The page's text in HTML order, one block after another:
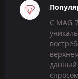
С
данный